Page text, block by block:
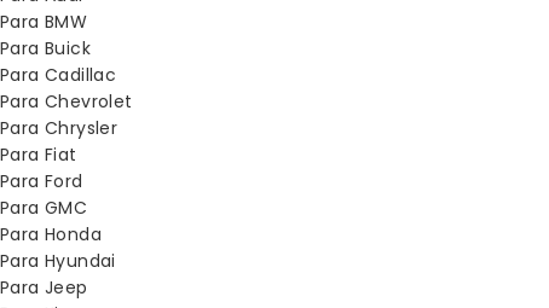
Para BMW
Para Buick
Para Cadillac
Para Chevrolet
Para Chrysler
Para Fiat
Para Ford
Para GMC
Para Honda
Para Hyundai
Para Jeep